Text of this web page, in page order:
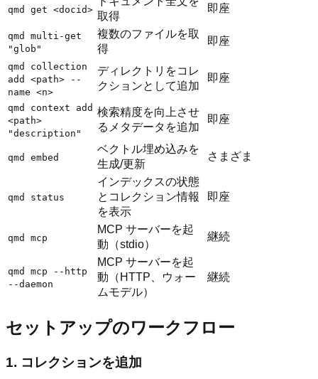
qmd get <docid>
取得
即座
qmd multi-get
"glob"
複数のファイルを取
得
即座
qmd collection
add <path> --
name <n>
ディレクトリをコレ
クションとして追加
即座
qmd context add
<path>
"description"
検索精度を向上させ
るメタデータを追加
即座
qmd embed
ベクトル埋め込みを
生成/更新
さまざま
qmd status
インデックスの状態
とコレクション情報
を表示
即座
qmd mcp
MCP サーバーを起
動（stdio）
継続
qmd mcp --http
--daemon
MCP サーバーを起
動（HTTP、ウォー
ムモデル）
継続
セットアップのワークフロー
1. コレクションを追加